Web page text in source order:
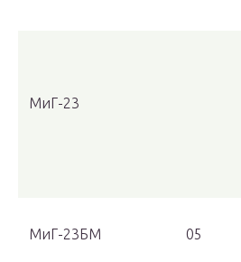
МиГ-23
МиГ-23БМ 05